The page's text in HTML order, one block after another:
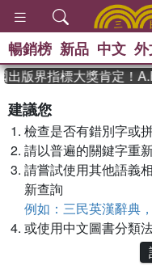
暢銷榜 新品 中文
出版界指標大獎肯定！
建議您
檢查是否有錯別字或
請以普遍的關鍵字重
請嘗試使用其他語義
新查詢
例如：三民英漢辭典
或使用中文圖書分類